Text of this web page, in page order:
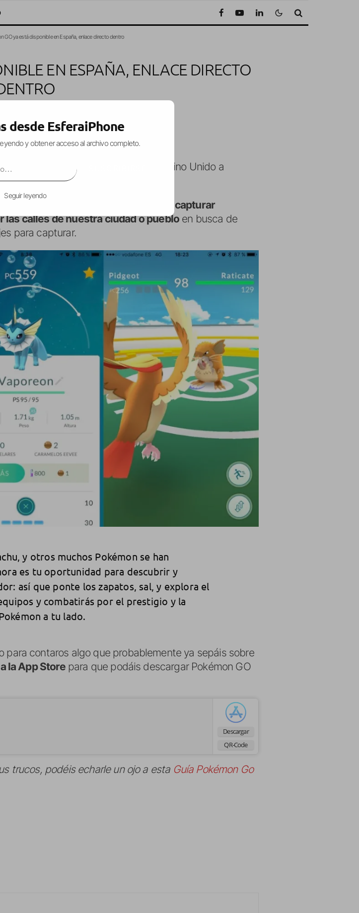
GO ya está disponible en España, enlace directo dentro
EN ESPAÑA, ENLACE DIRECTO
Europeas, así que tras Alemania y Reino Unido a
Portugal y ¡España
en el mundo real
capturar
las calles de nuestraciudad o puebloen busca de
para capturar.
y otros muchos Pokémon se han
es tu oportunidad para descubrir y
así que ponte los zapatos, sal, y explora el
y combatirás por el prestigio y la
a tu lado.
contaros algo que probablemente ya sepáis sobre
la App Storepara que podáis descargar Pokémon GO
Descargar
QR-Code
trucos, podéis echarle un ojo a esta Guía Pokémon Go
desde EsferaiPhone
y obtener acceso al archivo completo.
Seguir leyendo